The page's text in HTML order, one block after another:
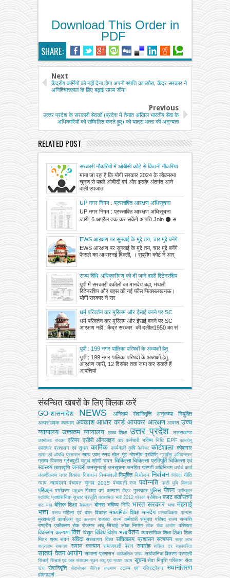
Download This Order in
PDF
SHARE:
Next
केंद्रीय कर्मियों को नहीं देना होगा अपनी संपत्ति का ब्यौरा, केंद्र सरकार ने
अनिश्चितकाल के लिए बढ़ाई समय सीमा
Previous
उत्‍तर प्रदेश के सरकारी सेवकों (प्रदेश में तैनात अखिल भारतीय सेवा के
अधिकारियों को सम्मिलित करते हुए) को यात्रा भत्‍ता की अनुन्‍यता
RELATED POST
सरकारी नौकरियों में ओबीसी कोटे से कितनी नौकरियां
दी गई हैं, विभाग इसकी जानकारी देने में गंभीर नहीं
माना जा रहा है कि योगी सरकार 2024 के लोकसभा
चुनाव से पहले ओबीसी वर्ग और इसके अंतर्गत आने
वाली उपजात
UP नगर निगम : प्रस्तावित आरक्षण अधिसूचना
जारी, 6 अप्रैल तक कर सकेंगे आपत्ति
UP नगर निगम : प्रस्तावित आरक्षण अधिसूचना
जारी, 6 अप्रैल तक कर सकेंगे आपत्ति Join ⚫ स
EWS आरक्षण पर सुनवाई के मुद्दे तय, चार मुद्दे बनेंगे
फैसले का आधार
EWS आरक्षण पर सुनवाई के मुद्दे तय, चार मुद्दे बनेंगे
फैसले का आधारनई दिल्ली, । सुप्रीम कोर्ट ने आर्
राज्य विधि अधिकारीगण को दी जाने वाली रिटेनरशिप
तथा बहस फीस में वृद्धि किये जाने के सम्बन्ध में
यूपी में सरकारी वकीलों का मानदेय बढ़ा, मंथली
रिटेनरशिप और बहस की नई फीस फिक्सलखनऊ।
योगी सरकार ने सर
धर्म परिवर्तन कर मुस्लिम और ईसाई बनने पर SC
आरक्षण नहीं : केंद्र सरकार की दलील
धर्म परिवर्तन कर मुस्लिम और ईसाई बनने पर SC
आरक्षण नहीं : केंद्र सरकार की दलील1950 का सं
यूपी : 199 नगर पालिका परिषदों के अध्यक्षों हेतु
आरक्षण जारी, 12 दिसंबर तक जमा कर सकते हैं
आपत्तियां।
यूपी : 199 नगर पालिका परिषदों के अध्यक्षों हेतु
आरक्षण जारी, 12 दिसंबर तक जमा कर सकते हैं
आपत्तियां
संबन्धित खबरों के लिए क्लिक करें
GO-शासनादेश NEWS अनिवार्य सेवानिवृत्ति अनुकम्पा नियुक्ति
अल्‍पसंख्‍यक कल्‍याण अवकाश आधार कार्ड आयकर आरक्षण आवास उच्च
न्यायालय उच्चतम न्यायालय उच्‍च शिक्षा उत्तर प्रदेश उत्तराखण्ड
उपभोक्‍ता संरक्षण एरियर एसीपी ऑनलाइन कर कर्मचारी भविष्य निधि EPF कामधेनु
कारागार प्रशासन एवं सुधार कार्मिक कार्यवाही कृषि कैरियर कोर्टशाला कोषागार
खाद्य एवं औषधि प्रशासन खाद्य एवम् रसद खेल गृह गोपनीय प्रविष्टि ग्रामीण अभियन्‍त्रण
ग्राम्य विकास ग्रेच्युटी चतुर्थ श्रेणी चयन चिकित्सा चिकित्सा प्रतिपूर्ति चिकित्‍सा एवं
स्वास्थ्य छात्रवृत्ति जनवरी जनसुनवाई जनसूचना जनहित गारण्टी अधिनियम धर्मार्थ कार्य
नकदीकरण नगर विकास निबन्‍धन नियमावली नियुक्ति नियोजन निर्वाचन निविदा नीति
न्याय न्यायालय पंचायत चुनाव 2015 पंचायती राज पदोन्नति परती भूमि विकास
परिवहन पर्यावरण पशुधन पिछड़ा वर्ग कल्‍याण पीएफ पुरस्कार पुलिस पेंशन
प्रतिकूल
प्रविष्टि प्रशासनिक सुधार प्रसूति प्राथमिक भर्ती 2012 प्रेरक प्रोबेशन बजट बर्खास्तगी
बाट माप बेसिक शिक्षा बैकलाग बोनस भविष्य निधि भारत सरकार भाषा मंहगाई
भत्ता
मत्‍स्‍य महिला एवं बाल विकास माध्यमिक शिक्षा मानदेय मानवाधिकार मान्यता
मुख्‍यमंत्री कार्यालय युवा कल्याण राजस्व राज्य कर्मचारी संयुक्त परिषद राज्य सम्पत्ति
राष्ट्रीय एकीकरण रोक रोजगार लघु सिंचाई लोक निर्माण लोक सेवा आयोग वरिष्ठता
विकलांग कल्याण वित्त विद्युत विविध विशेष भत्ता वेतन व्‍यवसायिक शिक्षा शिक्षा शिक्षा
मित्र श्रम संवर्ग संविदा संस्‍थागत वित्‍त सचिवालय प्रशासन सत्यापन सत्र लाभ
सत्रलाभ
समन्वय समाज कल्याण समाजवादी पेंशन समारोह सर्किल दर सहकारिता
सातवां वेतन आयोग सामान्य प्रशासन सार्वजनिक उद्यम सार्वजनिक वितरण प्रणाली
सिंचाई सिंचाई एवं जल संसाधन सूक्ष्म लघु एवं मध्यम उद्यम सूचना सेवा निवृत्ति परिलाभ सेवा
संघ
सेवानिवृत्ति सेवायोजन सैनिक कल्‍याण स्टाम्प एवं रजिस्ट्रेशन स्थानांतरण
होमगाडर्स